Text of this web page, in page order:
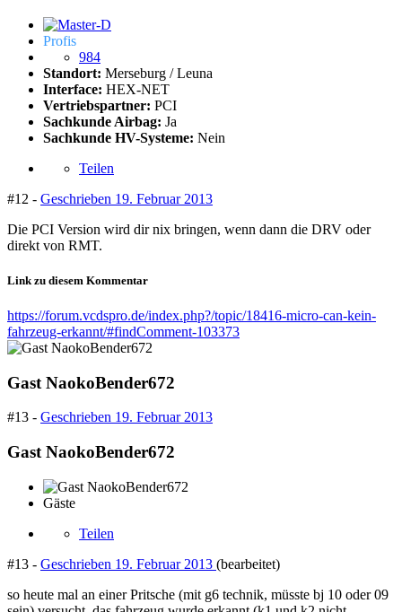
Profis
984
Standort: Merseburg / Leuna
Interface: HEX-NET
Vertriebspartner: PCI
Sachkunde Airbag: Ja
Sachkunde HV-Systeme: Nein
Teilen
#12 - Geschrieben 19. Februar 2013
Die PCI Version wird dir nix bringen, wenn dann die DRV oder
direkt von RMT.
Link zu diesem Kommentar
https://forum.vcdspro.de/index.php?/topic/18416-micro-can-kein-
fahrzeug-erkannt/#findComment-103373
Gast NaokoBender672
#13 - Geschrieben 19. Februar 2013
Gast NaokoBender672
Gäste
Teilen
#13 - Geschrieben 19. Februar 2013 (bearbeitet)
so heute mal an einer Pritsche (mit g6 technik, müsste bj 10 oder 09